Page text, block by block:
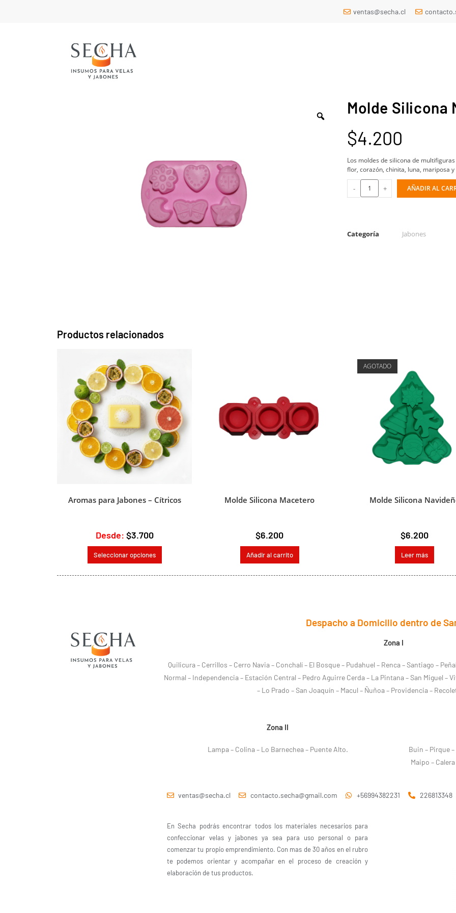
ventas@secha.cl
Molde Silicona
$4.200
Los moldes de silicona de
flor, corazón, chinita, luna, mariposa
- + AÑADIR AL
Categoría Jabones
Productos relacionados
Aromas para Jabones – Cítricos
Desde: $3.700
Seleccionar opciones
Molde Silicona Macetero
$6.200
Añadir al carrito
AGOTADO
Molde Silicona
$6.200
Leer más
Despacho a Domicilio dentro de
Zona I
Quilicura – Cerrillos – Cerro Navia – Conchalí – El Bosque – Pudahuel – Renca – Santiago –
Normal – Independencia – Estación Central – Pedro Aguirre Cerda – La Pintana – San Miguel –
– Lo Prado – San Joaquín – Macul – Ñuñoa – Providencia –
Zona II
Lampa – Colina – Lo Barnechea – Puente Alto.
Buin – Pirque
Maipo –
ventas@secha.cl contacto.secha@gmail.com +56994382231 226813348
En Secha podrás encontrar todos los materiales necesarios para
confeccionar velas y jabones ya sea para uso personal o para
comenzar tu propio emprendimiento. Con mas de 30 años en el rubro
te podemos orientar y acompañar en el proceso de creación y
elaboración de tus productos.